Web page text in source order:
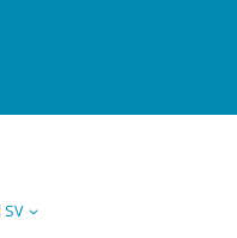
SV